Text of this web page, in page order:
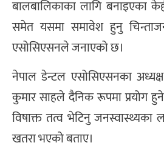
बालबालिकाका लागि बनाइएका
समेत यसमा समावेश हुनु
एसोसिएसनले जनाएको छ।
नेपाल डेन्टल एसोसिएसनका
कुमार साहले दैनिक रूपमा प्रयोग
विषाक्त तत्व भेटिनु जनस्वास्थ्यका
खतरा भएको बताए।